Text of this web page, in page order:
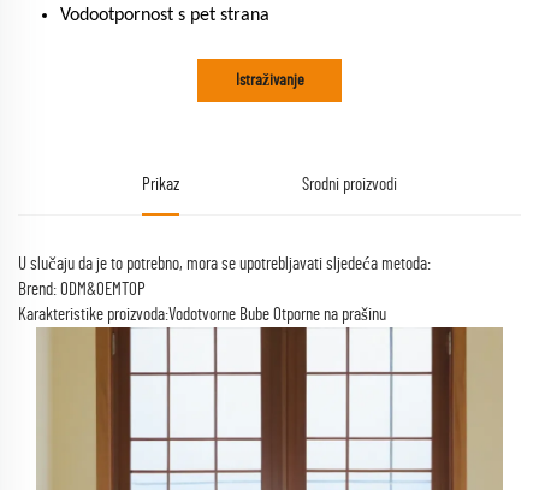
Vodootpornost s pet strana
Istraživanje
Prikaz Srodni proizvodi
U slučaju da je to potrebno, mora se upotrebljavati sljedeća metoda:
Brend: ODM&OEMTOP
Karakteristike proizvoda:Vodotvorne Bube Otporne na prašinu